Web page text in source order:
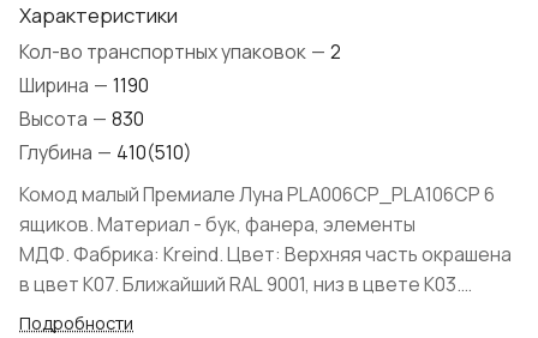
Характеристики
Кол-во транспортных упаковок — 2
Ширина — 1190
Высота — 830
Глубина — 410(510)
Комод малый Премиале Луна PLA006CP_PLA106CP 6
ящиков. Материал - бук, фанера, элементы
МДФ. Фабрика: Kreind. Цвет: Верхняя часть окрашена
в цвет K07. Ближайший RAL 9001, низ в цвете K03.
Ближайший RAL 9005. Форма поставки: в разобранном
Подробности